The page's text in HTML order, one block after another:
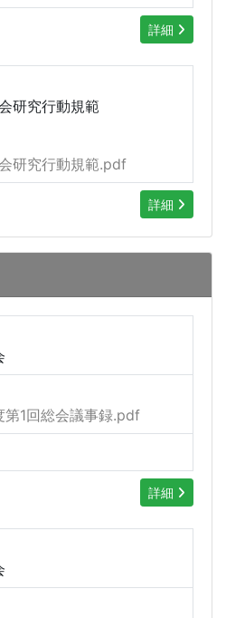
詳細
研究行動規範
研究行動規範.pdf
詳細
第1回総会議事録.pdf
詳細